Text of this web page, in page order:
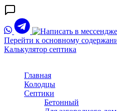
Перейти к основному
Калькулятор септика
Главная
Колодцы
Септики
Бетонный